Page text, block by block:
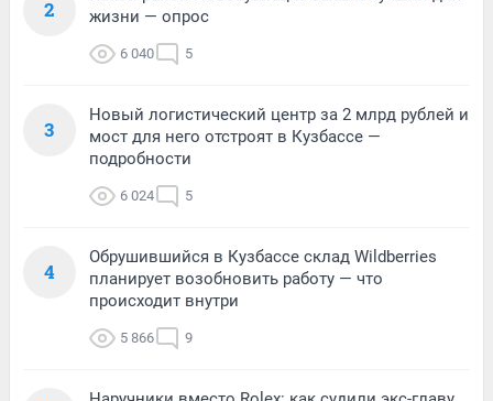
2
жизни — опрос
6 040 5
3
Новый логистический центр за 2 млрд рублей и
мост для него отстроят в Кузбассе —
подробности
6 024 5
4
Обрушившийся в Кузбассе склад Wildberries
планирует возобновить работу — что
происходит внутри
5 866 9